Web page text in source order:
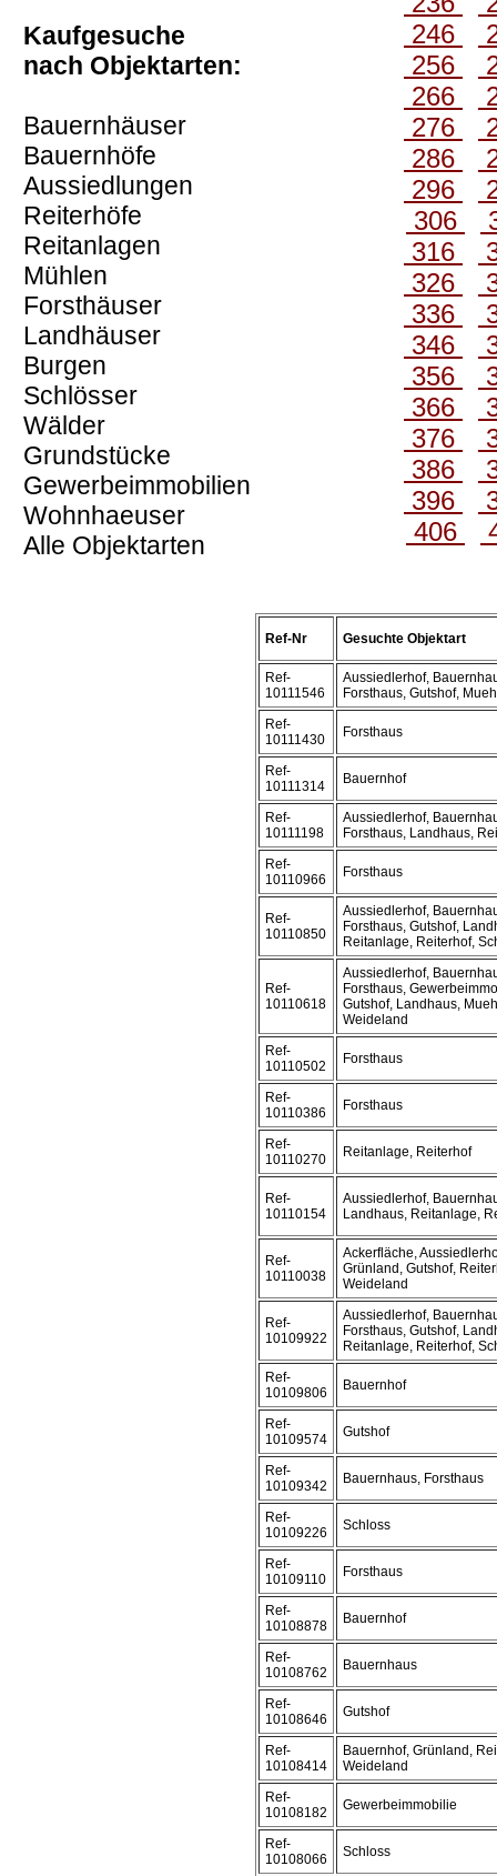
Kaufgesuche
nach Objektarten:
Bauernhäuser
Bauernhöfe
Aussiedlungen
Reiterhöfe
Reitanlagen
Mühlen
Forsthäuser
Landhäuser
Burgen
Schlösser
Wälder
Grundstücke
Gewerbeimmobilien
Wohnhaeuser
Alle Objektarten
246
256
266
276
286
296
306
316
326
336
346
356
366
376
386
396
406
Ref-Nr Gesuchte Objektart
Ref-
10111546
Aussiedlerhof,
Forsthaus, Gutshof,
Ref-
10111430
Forsthaus
Ref-
10111314
Bauernhof
Ref-
10111198
Aussiedlerhof,
Forsthaus, Landhaus,
Ref-
10110966
Forsthaus
Ref-
10110850
Aussiedlerhof,
Forsthaus, Gutshof,
Reitanlage, Reiterhof,
Ref-
10110618
Aussiedlerhof,
Forsthaus,
Gutshof, Landhaus,
Weideland
Ref-
10110502
Forsthaus
Ref-
10110386
Forsthaus
Ref-
10110270
Reitanlage, Reiterhof
Ref-
10110154
Aussiedlerhof,
Landhaus, Reitanlage,
Ref-
10110038
Ackerfläche,
Grünland, Gutshof,
Weideland
Ref-
10109922
Aussiedlerhof,
Forsthaus, Gutshof,
Reitanlage, Reiterhof,
Ref-
10109806
Bauernhof
Ref-
10109574
Gutshof
Ref-
10109342
Bauernhaus, Forsthaus
Ref-
10109226
Schloss
Ref-
10109110
Forsthaus
Ref-
10108878
Bauernhof
Ref-
10108762
Bauernhaus
Ref-
10108646
Gutshof
Ref-
10108414
Bauernhof, Grünland,
Weideland
Ref-
10108182
Gewerbeimmobilie
Ref-
10108066
Schloss